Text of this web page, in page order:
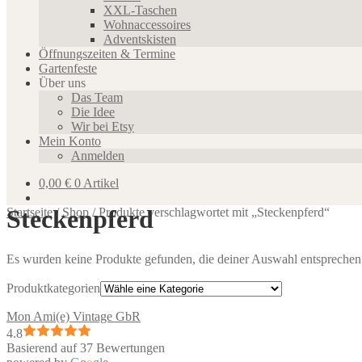
XXL-Taschen
Wohnaccessoires
Adventskisten
Öffnungszeiten & Termine
Gartenfeste
Über uns
Das Team
Die Idee
Wir bei Etsy
Mein Konto
Anmelden
0,00 € 0 Artikel
Startseite/ Shop /Produkte verschlagwortet mit „Steckenpferd“
Steckenpferd
Es wurden keine Produkte gefunden, die deiner Auswahl
Produktkategorien
Mon Ami(e) Vintage GbR
4.8
Basierend auf 37 Bewertungen